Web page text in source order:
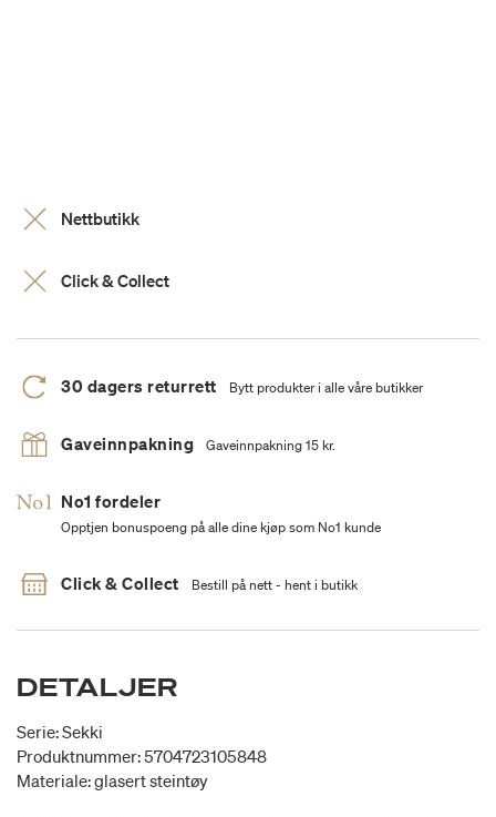
Nettbutikk
Click & Collect
30 dagers returrett Bytt produkter i alle våre butikker
Gaveinnpakning Gaveinnpakning 15 kr.
No1 fordeler
Opptjen bonuspoeng på alle dine kjøp som No1 kunde
Click & Collect Bestill på nett - hent i butikk
DETALJER
Serie: Sekki
Produktnummer: 5704723105848
Materiale: glasert steintøy